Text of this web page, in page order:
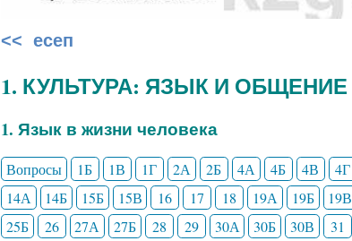
<< есеп
1. КУЛЬТУРА: ЯЗЫК И ОБЩЕНИЕ
1. Язык в жизни человека
Вопросы 1Б 1В 1Г 2А 2Б 4А 4Б 4В 4Г
14А
14Б 15Б 15В 16 17 18 19А 19Б 19В
25Б
26 27А 27Б 28 29 30А 30Б 30В 31